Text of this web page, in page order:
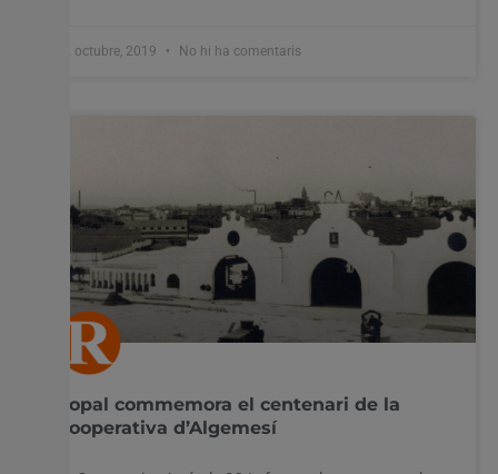
22 octubre, 2019 No hi ha comentaris
Copal commemora el centenari de la
Cooperativa d’Algemesí